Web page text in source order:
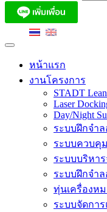
หน้าแรก
งานโครงการ
STADT
Laser
Day/Night
ระบบฝึกจำล
ระบบควบคุ
ระบบบริหา
ระบบฝึกจำ
ทุ่นเครื่องหม
ระบบจัดกา